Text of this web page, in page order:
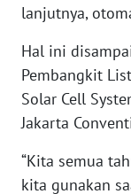
lanjutnya,
Hal ini
Pembangkit
Solar Cell
Jakarta
“Kita semua
kita gunakan
BANTEN
WN
NTT
WN
KEPRI